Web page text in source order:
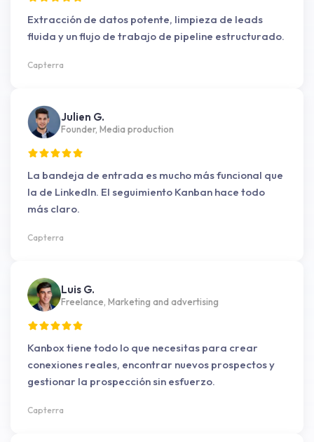
Extracción de datos potente, limpieza de leads
fluida y un flujo de trabajo de pipeline estructurado.
Capterra
Julien G.
Founder, Media production
La bandeja de entrada es mucho más funcional que
la de LinkedIn. El seguimiento Kanban hace todo
más claro.
Capterra
Luis G.
Freelance, Marketing and advertising
Kanbox tiene todo lo que necesitas para crear
conexiones reales, encontrar nuevos prospectos y
gestionar la prospección sin esfuerzo.
Capterra